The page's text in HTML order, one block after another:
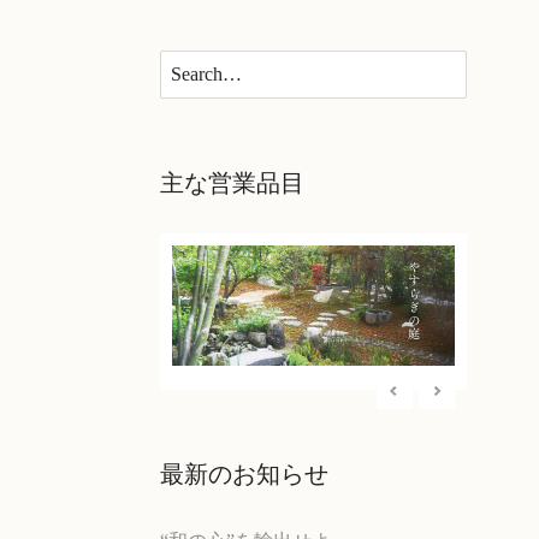
主な営業品目
最新のお知らせ